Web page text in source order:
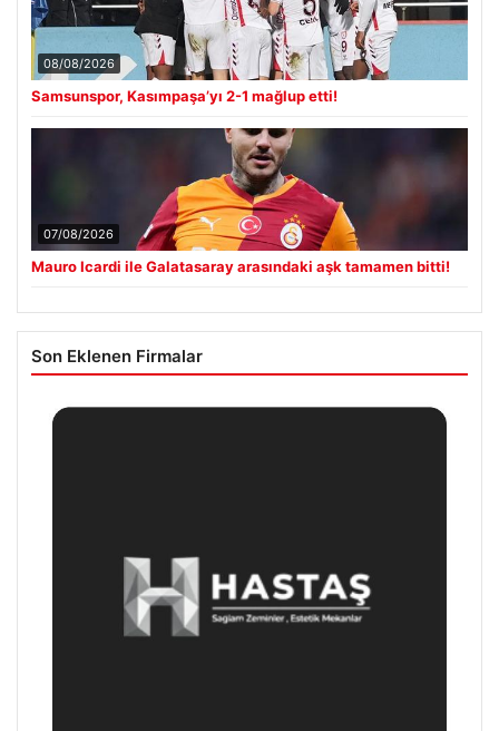
08/08/2026
Samsunspor, Kasımpaşa’yı 2-1 mağlup etti!
07/08/2026
Mauro Icardi ile Galatasaray arasındaki aşk tamamen bitti!
Son Eklenen Firmalar